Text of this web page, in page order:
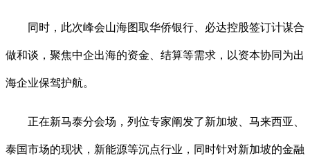
同时，此次峰会山海图取华侨银行、必达控股签订计谋合
做和谈，聚焦中企出海的资金、结算等需求，以资本协同为出
海企业保驾护航。
正在新马泰分会场，列位专家阐发了新加坡、马来西亚、
泰国市场的现状，新能源等沉点行业，同时针对新加坡的金融